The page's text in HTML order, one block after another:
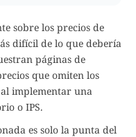
sobre los precios de
difícil de lo que debería
páginas de
que omiten los
implementar una
o IPS.
es solo la punta del